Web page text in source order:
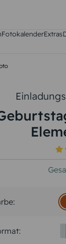
FotokalenderExtras